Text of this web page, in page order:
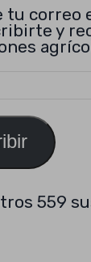
tu correo
y
559